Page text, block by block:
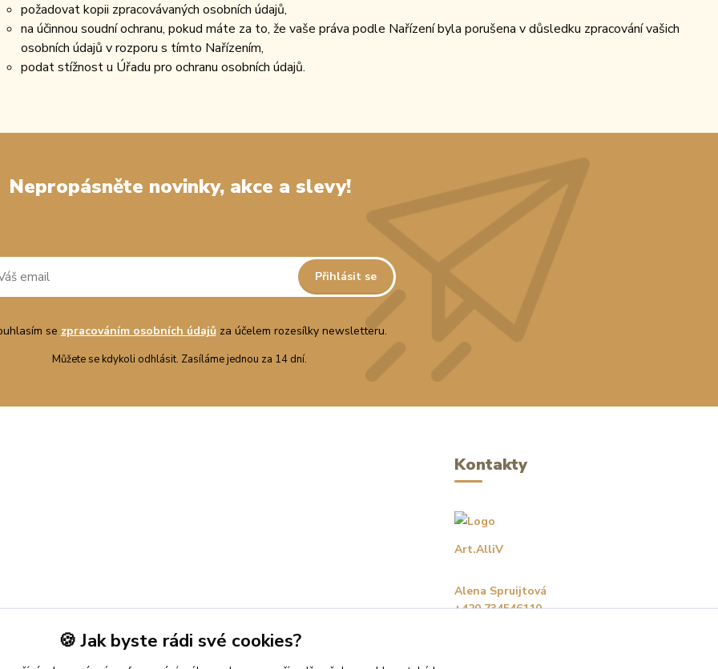
požadovat kopii zpracovávaných osobních údajů,
na účinnou soudní ochranu, pokud máte za to, že vaše práva podle Nařízení byla porušena v důsledku zpracování vašich
osobních údajů v rozporu s tímto Nařízením,
podat stížnost u Úřadu pro ochranu osobních údajů.
Nepropásněte novinky, akce a slevy!
Přihlásit se
se zpracováním osobních údajůza účelem rozesílky newsletteru.
Můžete se kdykoli odhlásit. Zasíláme jednou za 14 dní.
Kontakty
Art.AlliV
Alena Spruijtová
+420 734546110
🍪 Jak byste rádi své cookies?